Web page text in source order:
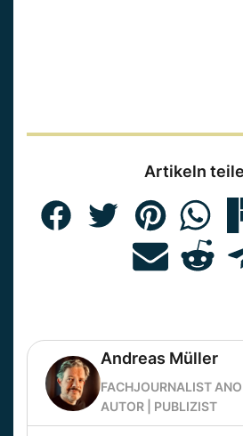
Artikeln
Andreas Müller
FACHJOURNALIST
AUTOR | PUBLIZIST